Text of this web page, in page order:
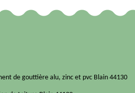
de gouttière alu, zinc et pvc Blain 44130